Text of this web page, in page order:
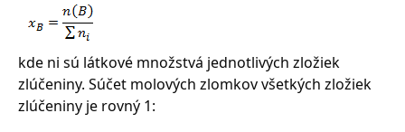
kde ni sú látkové množstvá jednotlivých zložiek
zlúčeniny. Súčet molových zlomkov všetkých zložiek
zlúčeniny je rovný 1: